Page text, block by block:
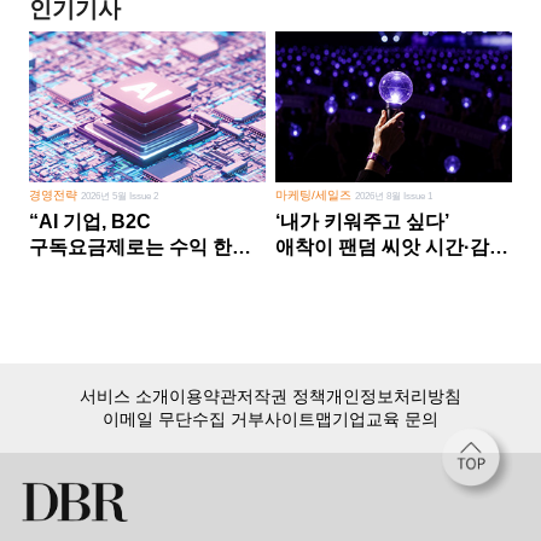
인기기사
경영전략 2026년 5월 Issue 2
“AI 기업, B2C
구독요금제로는 수익 한계
마케팅/세일즈 2026년 8월 Issue 1
‘내가 키워주고 싶다’
애착이 팬덤 씨앗 시간·감정
서비스 소개이용약관저작권 정책개인정보처리방침
이메일 무단수집 거부사이트맵기업교육 문의